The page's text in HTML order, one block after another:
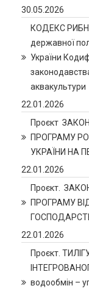
30.05.2026
КОДЕКС
державної
України
аквакультури
22.01.2026
Проєкт
ПРОГРАМУ
УКРАЇНИ НА
22.01.2026
Проєкт.
ПРОГРАМУ
22.01.2026
Проєкт.
водообмін –